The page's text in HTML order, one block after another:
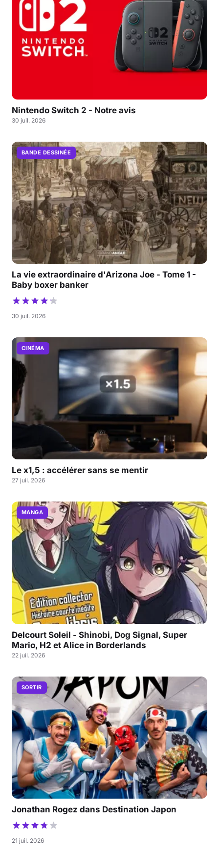
Nintendo Switch 2 - Notre avis
30 juil. 2026
BANDE DESSINÉE
La vie extraordinaire d'Arizona Joe - Tome 1 -
Baby boxer banker
30 juil. 2026
CINÉMA
Le x1,5 : accélérer sans se mentir
27 juil. 2026
MANGA
Delcourt Soleil - Shinobi, Dog Signal, Super
Mario, H2 et Alice in Borderlands
22 juil. 2026
SORTIR
Jonathan Rogez dans Destination Japon
21 juil. 2026